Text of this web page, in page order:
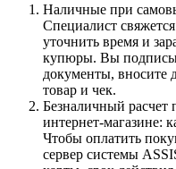
Наличные при
Специалист
уточнить время и
купюры. Вы
документы, вносите
товар и чек.
Безналичный
интернет-магазине:
Чтобы оплатить
сервер системы